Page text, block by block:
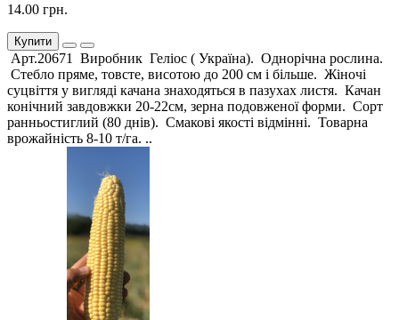
14.00 грн.
Купити
Арт.20671 Виробник Геліос ( Україна). Однорічна рослина.
Стебло пряме, товсте, висотою до 200 см і більше. Жіночі
суцвіття у вигляді качана знаходяться в пазухах листя. Качан
конічний завдовжки 20-22см, зерна подовженої форми. Сорт
ранньостиглий (80 днів). Смакові якості відмінні. Товарна
врожайність 8-10 т/га. ..